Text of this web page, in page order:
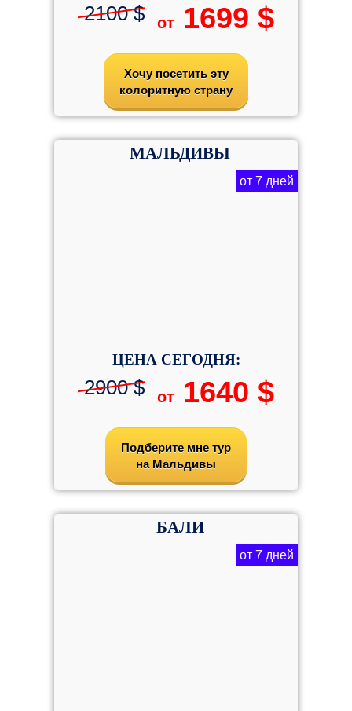
2100 $ от 1699 $
Хочу посетить эту
колоритную страну
МАЛЬДИВЫ
от 7 дней
ЦЕНА СЕГОДНЯ:
2900 $ от 1640 $
Подберите мне тур
на Мальдивы
БАЛИ
от 7 дней